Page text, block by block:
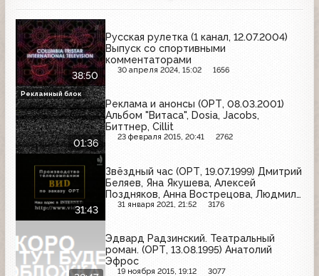
38:50
Русская рулетка (1 канал, 12.07.2004)
Выпуск со спортивными
комментаторами
30 апреля 2024, 15:02 1656
01:36
Реклама и анонсы (ОРТ, 08.03.2001)
Альбом "Витаса", Dosia, Jacobs,
Биттнер, Cillit
23 февраля 2015, 20:41 2762
Рекламный блок
31:43
Звёздный час (ОРТ, 19.07.1999) Дмитрий
Беляев, Яна Якушева, Алексей
Поздняков, Анна Вострецова, Людмила
Расстегина, Ольга Рождественская
31 января 2021, 21:52 3176
Эдвард Радзинский. Театральный
роман. (ОРТ, 13.08.1995) Анатолий
Эфрос
19 ноября 2015, 19:12 3077